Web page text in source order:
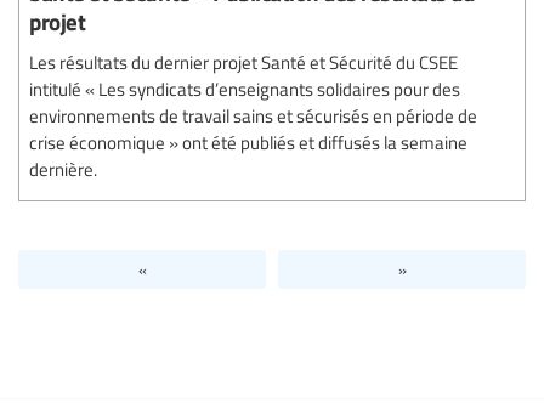
projet
Les résultats du dernier projet Santé et Sécurité du CSEE
intitulé « Les syndicats d’enseignants solidaires pour des
environnements de travail sains et sécurisés en période de
crise économique » ont été publiés et diffusés la semaine
dernière.
« »